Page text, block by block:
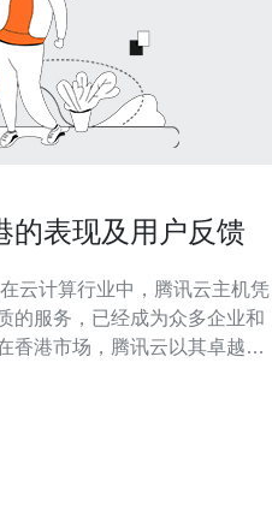
的表现及用户反馈
的服务，已经成为众多企业和
香港市场，腾讯云以其卓越的
云主机在